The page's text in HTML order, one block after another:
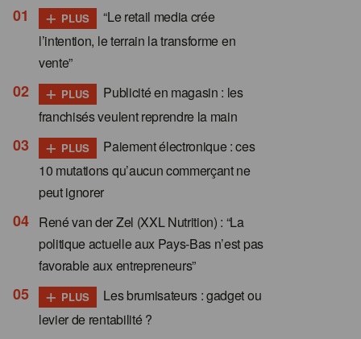
+ PLUS
“Le retail media crée
l’intention, le terrain la transforme en
vente”
+ PLUS
Publicité en magasin : les
franchisés veulent reprendre la main
+ PLUS
Paiement électronique : ces
10 mutations qu’aucun commerçant ne
peut ignorer
René van der Zel (XXL Nutrition) : “La
politique actuelle aux Pays-Bas n’est pas
favorable aux entrepreneurs”
+ PLUS
Les brumisateurs : gadget ou
levier de rentabilité ?